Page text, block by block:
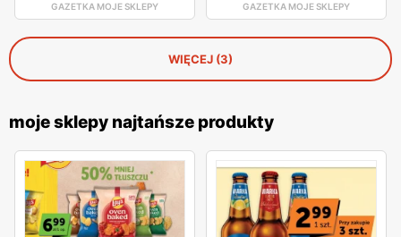
GAZETKA MOJE SKLEPY GAZETKA MOJE SKLEPY
WIĘCEJ (3)
moje sklepy najtańsze produkty